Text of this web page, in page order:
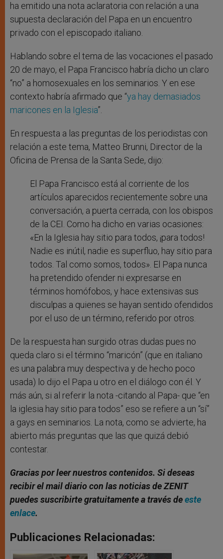
ha emitido una nota aclaratoria con relación a una
supuesta declaración del Papa en un encuentro
privado con el episcopado italiano.
Hablando sobre el tema de las vocaciones el pasado
20 de mayo, el Papa Francisco habría dicho un claro
“no” a homosexuales en los seminarios. Y en ese
contexto habría afirmado que “ya hay demasiados
maricones en la Iglesia”.
En respuesta a las preguntas de los periodistas con
relación a este tema, Matteo Brunni, Director de la
Oficina de Prensa de la Santa Sede, dijo:
El Papa Francisco está al corriente de los
artículos aparecidos recientemente sobre una
conversación, a puerta cerrada, con los obispos
de la CEI. Como ha dicho en varias ocasiones:
«En la Iglesia hay sitio para todos, ¡para todos!
Nadie es inútil, nadie es superfluo, hay sitio para
todos. Tal como somos, todos». El Papa nunca
ha pretendido ofender ni expresarse en
términos homófobos, y hace extensivas sus
disculpas a quienes se hayan sentido ofendidos
por el uso de un término, referido por otros.
De la respuesta han surgido otras dudas pues no
queda claro si el término “maricón” (que en italiano
es una palabra muy despectiva y de hecho poco
usada) lo dijo el Papa u otro en el diálogo con él. Y
más aún, si al referir la nota -citando al Papa- que “en
la iglesia hay sitio para todos” eso se refiere a un “sí”
a gays en seminarios. La nota, como se advierte, ha
abierto más preguntas que las que quizá debió
contestar.
Gracias por leer nuestros contenidos. Si deseas
recibir el mail diario con las noticias de ZENIT
puedes suscribirte gratuitamente a través deeste
enlace.
Publicaciones Relacionadas: